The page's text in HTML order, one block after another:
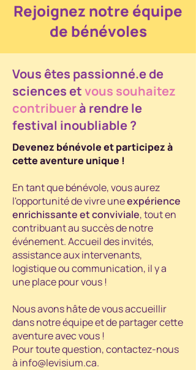
Rejoignez notre équipe
de bénévoles
Vous êtes passionné.e de
sciences etvous souhaitez
contribuerà rendre le
festival inoubliable ?
Devenez bénévole et participez à
cette aventure unique !
En tant que bénévole, vous aurez
l'opportunité de vivre uneexpérience
enrichissante et conviviale, tout en
contribuant au succès de notre
événement. Accueil des invités,
assistance aux intervenants,
logistique ou communication, il y a
une place pour vous !
Nous avons hâte de vous accueillir
dans notre équipe et de partager cette
aventure avec vous !
Pour toute question, contactez-nous
à info@levisium.ca.